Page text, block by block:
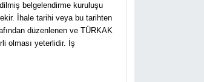
belgelendirme kuruluşu
İhale tarihi veya bu tarihten
düzenlenen ve TÜRKAK
olması yeterlidir. İş